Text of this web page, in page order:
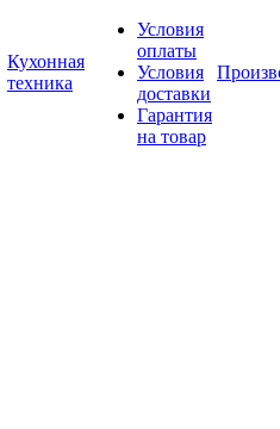
Кухонная
техника
Условия
оплаты
Условия
доставки
Гарантия
на товар